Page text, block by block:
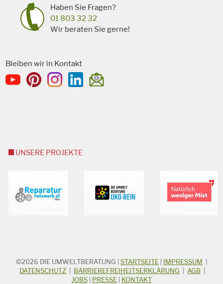
Haben Sie Fragen?
01 803 32 32
Wir beraten Sie gerne!
Bleiben wir in Kontakt
UNSERE PROJEKTE
STICHWORTSUCHE
Suchbegriff
©2026 DIE UMWELTBERATUNG STARTSEITE IMPRESSUM
DATENSCHUTZ
BARRIEREFREIHEITSERKLÄRUNG AGB
JOBS| PRESSE| KONTAKT